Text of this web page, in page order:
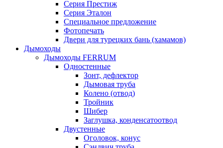
Серия Престиж
Серия Эталон
Специальное предложение
Фотопечать
Двери для турецких бань (хамамов)
Дымоходы
Дымоходы FERRUM
Одностенные
Зонт, дефлектор
Дымовая труба
Колено (отвод)
Тройник
Шибер
Заглушка, конденсатоотвод
Двустенные
Оголовок, конус